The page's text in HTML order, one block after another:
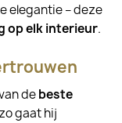
elegantie – deze
op elk interieur.
debeste
gaat hij